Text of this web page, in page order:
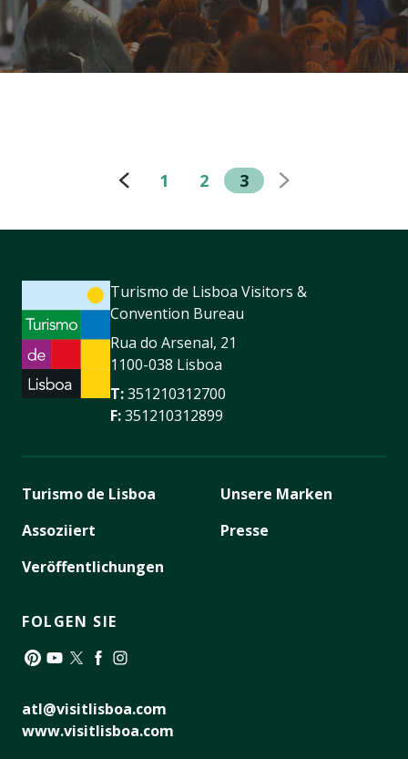
1 2 3
Turismo de Lisboa Visitors &
Convention Bureau
Rua do Arsenal, 21
1100-038 Lisboa
T:351210312700
F:351210312899
Turismo de Lisboa
Assoziiert
Veröffentlichungen
Unsere Marken
Presse
FOLGEN SIE
atl@visitlisboa.com
www.visitlisboa.com